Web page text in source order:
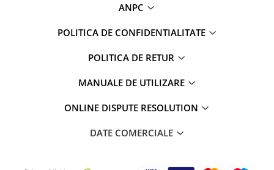
ANPC
POLITICA DE CONFIDENTIALITATE
POLITICA DE RETUR
MANUALE DE UTILIZARE
ONLINE DISPUTE RESOLUTION
DATE COMERCIALE